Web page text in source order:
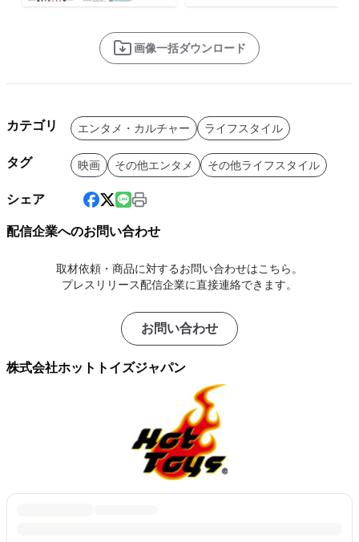
画像一括ダウンロード
カテゴリ エンタメ・カルチャー ライフスタイル
タグ 映画 その他エンタメ その他ライフスタイル
シェア
配信企業へのお問い合わせ
取材依頼・商品に対するお問い合わせはこちら。
プレスリリース配信企業に直接連絡できます。
お問い合わせ
株式会社ホットトイズジャパン